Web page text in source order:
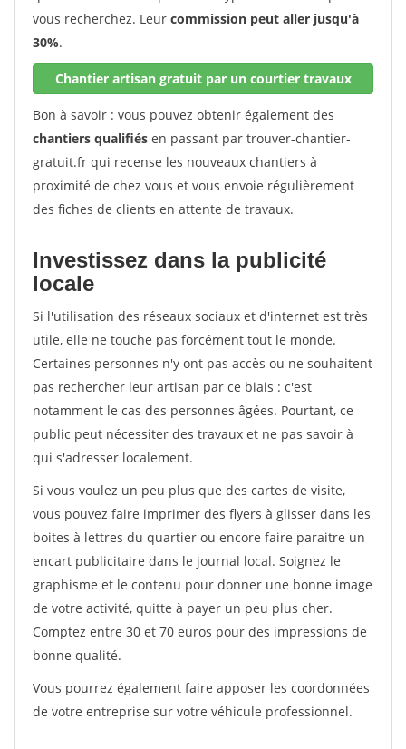
vous recherchez. Leur commission peut aller jusqu'à
30%.
Chantier artisan gratuit par un courtier travaux
Bon à savoir : vous pouvez obtenir également des
chantiers qualifiés en passant par trouver-chantier-
gratuit.fr qui recense les nouveaux chantiers à
proximité de chez vous et vous envoie régulièrement
des fiches de clients en attente de travaux.
Investissez dans la publicité
locale
Si l'utilisation des réseaux sociaux et d'internet est très
utile, elle ne touche pas forcément tout le monde.
Certaines personnes n'y ont pas accès ou ne souhaitent
pas rechercher leur artisan par ce biais : c'est
notamment le cas des personnes âgées. Pourtant, ce
public peut nécessiter des travaux et ne pas savoir à
qui s'adresser localement.
Si vous voulez un peu plus que des cartes de visite,
vous pouvez faire imprimer des flyers à glisser dans les
boites à lettres du quartier ou encore faire paraitre un
encart publicitaire dans le journal local. Soignez le
graphisme et le contenu pour donner une bonne image
de votre activité, quitte à payer un peu plus cher.
Comptez entre 30 et 70 euros pour des impressions de
bonne qualité.
Vous pourrez également faire apposer les coordonnées
de votre entreprise sur votre véhicule professionnel.